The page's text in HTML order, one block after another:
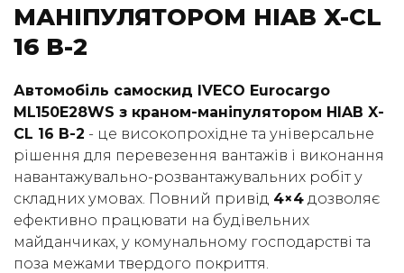
(050) 347-27-05
МАНІПУЛЯТОРОМ HIAB X-CL
16 B-2
Автомобіль самоскид IVECO Eurocargo
ML150E28WS з краном-маніпулятором HIAB X-
CL 16 B-2 - це високопрохідне та універсальне
рішення для перевезення вантажів і виконання
навантажувально-розвантажувальних робіт у
складних умовах. Повний привід 4×4 дозволяє
ефективно працювати на будівельних
майданчиках, у комунальному господарстві та
поза межами твердого покриття.